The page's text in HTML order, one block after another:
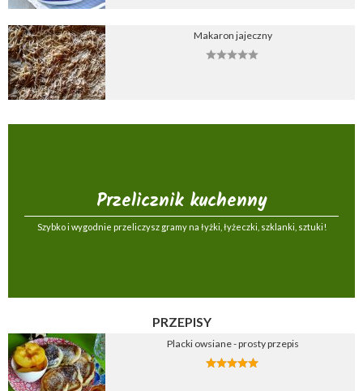
Makaron jajeczny
Przelicznik kuchenny
Szybko i wygodnie przeliczysz gramy na łyżki, łyżeczki, szklanki, sztuki!
PRZEPISY
Placki owsiane - prosty przepis